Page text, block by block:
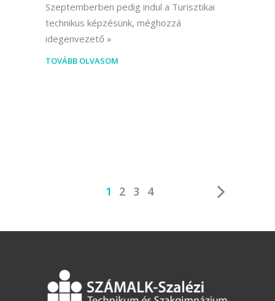
Szeptemberben pedig indul a Turisztikai
technikus képzésünk, méghozzá
idegenvezető
TOVÁBB OLVASOM
1 2 3 4